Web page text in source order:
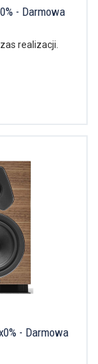
- Darmowa
realizacji.
- Darmowa